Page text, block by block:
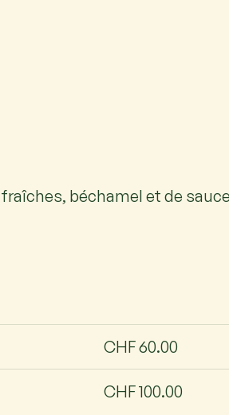
béchamel et de sauce
CHF 60.00
CHF 100.00